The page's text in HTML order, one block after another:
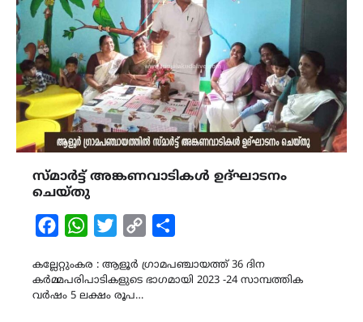
സ്മാർട്ട്‌ അങ്കണവാടികൾ ഉദ്ഘാടനം
ചെയ്തു
FacebookWhatsAppTwitterCopy
കല്ലേറ്റുംകര : ആളൂർ ഗ്രാമപഞ്ചായത്ത് 36 ദിന
കർമ്മപരിപാടികളുടെ ഭാഗമായി 2023 -24 സാമ്പത്തിക
വർഷം 5 ലക്ഷം രൂപ…